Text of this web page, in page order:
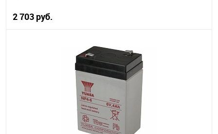
2 703 руб.
В корзину
В наличии